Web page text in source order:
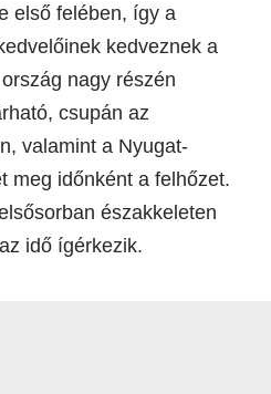
első felében, így a
kedveznek a
nagy részén
csupán az
valamint a Nyugat-
meg időnként a felhőzet.
északkeleten
idő ígérkezik.